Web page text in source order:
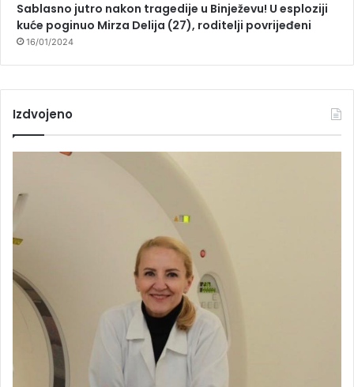
Sablasno jutro nakon tragedije u Binježevu! U esploziji
kuće poginuo Mirza Delija (27), roditelji povrijeđeni
16/01/2024
Izdvojeno